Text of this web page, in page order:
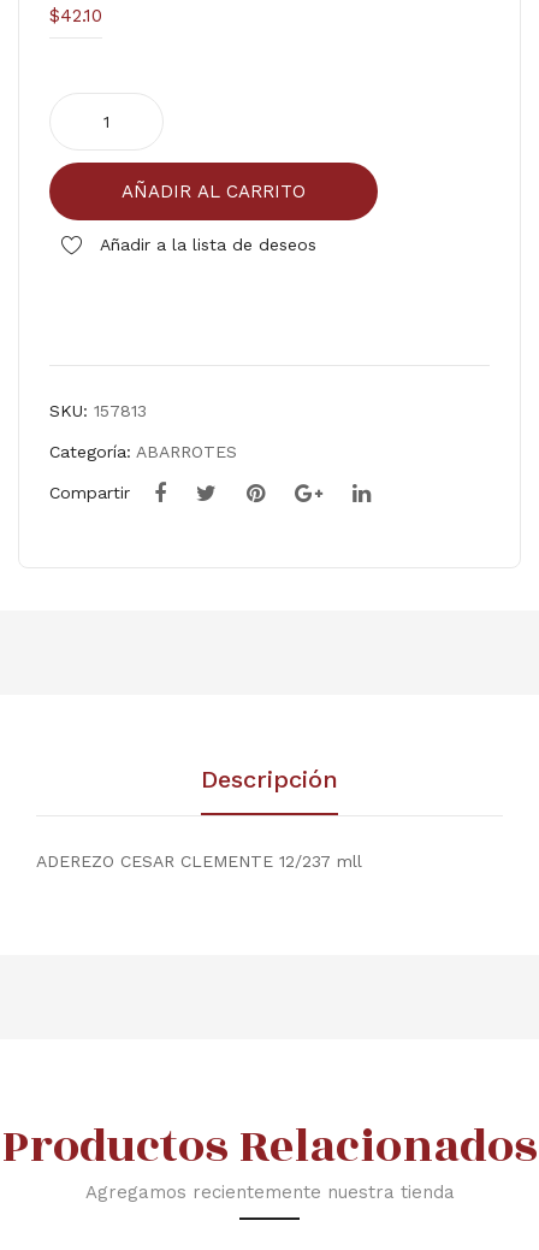
$42.10
CESAR
CLEMENTE
12/237
mll
cantidad
AÑADIR AL CARRITO
Añadir a la lista de deseos
SKU: 157813
Categoría: ABARROTES
Compartir
Descripción
ADEREZO CESAR CLEMENTE 12/237 mll
Productos Relacionados
Agregamos recientemente nuestra tienda